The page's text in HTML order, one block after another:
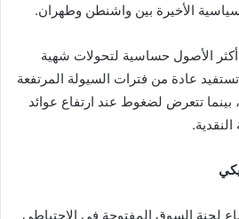
الأخيرة بين واشنطن وطهران.
الأصول حساسية لتحولات شهية
عادة من فترات السيولة المرتفعة
بينما تتعرض لضغوط عند ارتفاع عوائد
لجنة السوق المفتوحة في الاحتياطي